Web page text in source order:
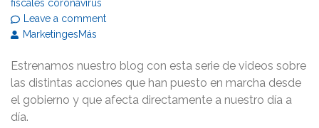
fiscales coronavirus
Leave a comment
MarketingesMás
Estrenamos nuestro blog con esta serie de videos sobre
las distintas acciones que han puesto en marcha desde
el gobierno y que afecta directamente a nuestro día a
día.